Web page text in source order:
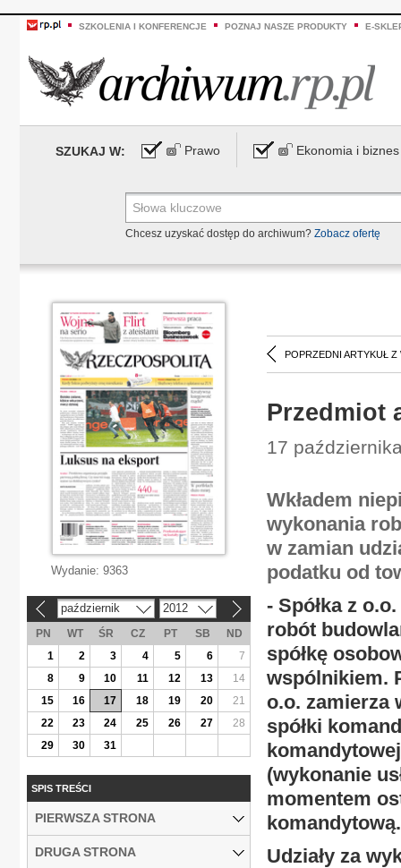
SZKOLENIA I KONFERENCJE POZNAJ NASZE PRODUKTY E-
SZUKAJ W: Prawo Ekonomia i biznes
Chcesz uzyskać dostęp do archiwum? Zobacz ofertę
POPRZEDNI ARTYKUŁ Z
Przedmiot
17
Wkładem
wykonania
w zamian
podatku od
- Spółka z
robót
spółkę
wspólnikiem.
o.o. zamierza
spółki
(wykonanie
momentem
komandytową.
Udziały za
Wydanie: 9363
październik 2012
PN WT ŚR CZ PT SB
ND
1
2 3 4 5 6
7
8
9 10 11 12 13
14
15
16 17 18 19 20
21
22
23 24 25 26 27
28
29
30 31
SPIS TREŚCI
PIERWSZA STRONA
DRUGA STRONA